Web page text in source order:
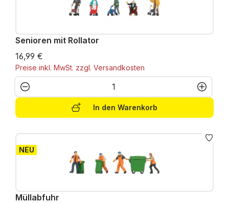
Senioren mit Rollator
16,99 €
Preise inkl. MwSt. zzgl. Versandkosten
Produkt Anzahl: Gib den
In den Warenkorb
NEU
Müllabfuhr